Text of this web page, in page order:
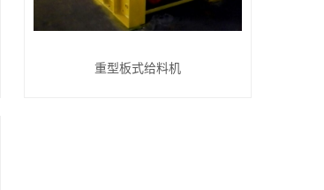
重型板式给料机